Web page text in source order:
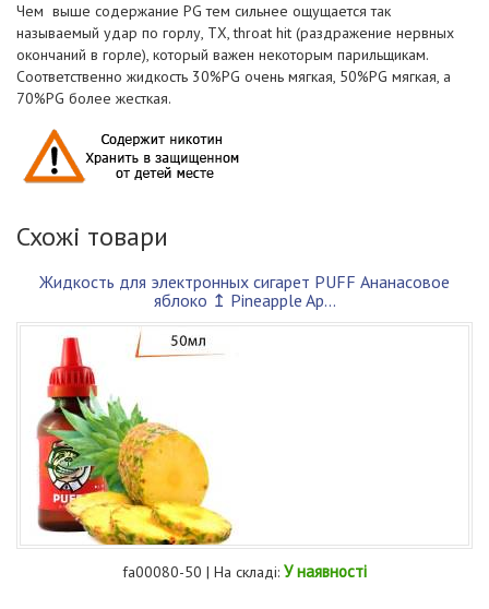
Чем выше содержание PG тем сильнее ощущается так
называемый удар по горлу, ТХ, throat hit (раздражение нервных
окончаний в горле), который важен некоторым парильщикам.
Соответственно жидкость 30%PG очень мягкая, 50%PG мягкая, а
70%PG более жесткая.
Схожі товари
Жидкость для электронных сигарет PUFF Ананасовое
яблоко ↥ Pineapple Ap...
fa00080-50 | На складі: У наявності